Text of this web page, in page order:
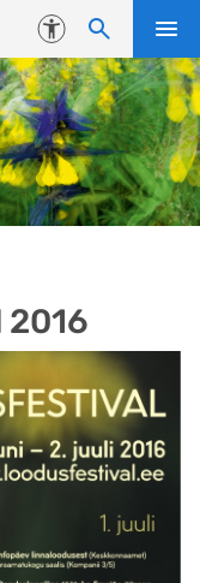
Juurdepääsetavus